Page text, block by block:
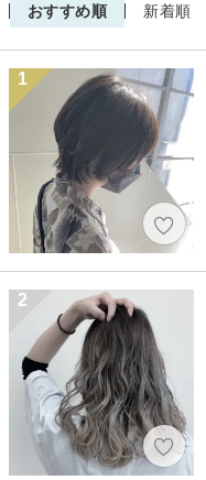
おすすめ順 新着順
1
2